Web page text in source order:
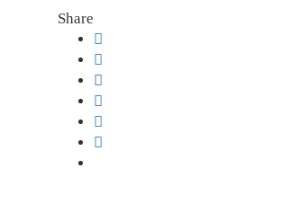
Share